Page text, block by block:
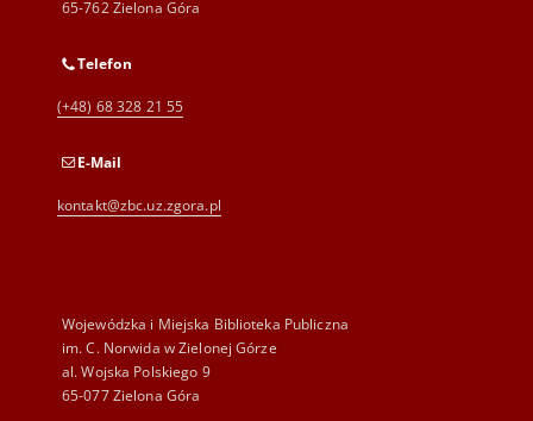
65-762 Zielona Góra
Telefon
(+48) 68 328 21 55
E-Mail
kontakt@zbc.uz.zgora.pl
Wojewódzka i Miejska Biblioteka Publiczna
im. C. Norwida w Zielonej Górze
al. Wojska Polskiego 9
65-077 Zielona Góra